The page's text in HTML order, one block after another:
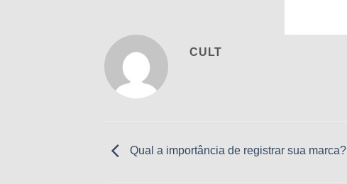
CULT
Qual a importância de registrar sua marca?